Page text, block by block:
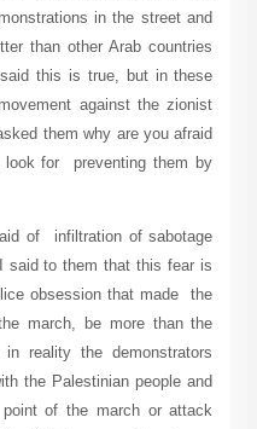
in the street and
than other Arab countries
this is true, but in these
against the zionist
them why are you afraid
look for preventing them by
of infiltration of sabotage
said to them that this fear is
obsession that made the
march, be more than the
reality the demonstrators
the Palestinian people and
of the march or attack